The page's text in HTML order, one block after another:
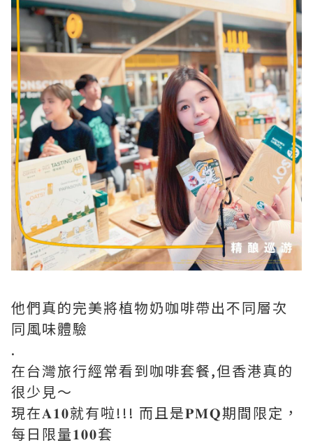
他們真的完美將植物奶咖啡帶出不同層次
同風味體驗
.
在台灣旅行經常看到咖啡套餐,但香港真的
很少見～
現在𝐀𝟏𝟎就有啦!!! 而且是𝐏𝐌𝐐期間限定，
每日限量𝟏𝟎𝟎套